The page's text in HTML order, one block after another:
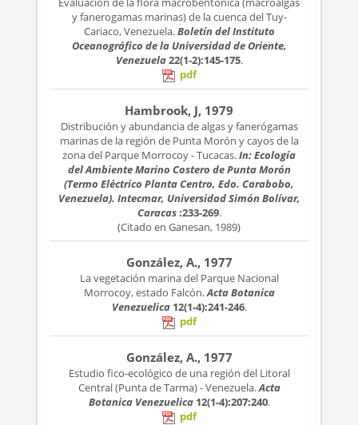
y fanerogamas marinas) de la cuenca del Tuy-
Cariaco, Venezuela.Boletín del Instituto
Oceanográfico de la Universidad de Oriente,
Venezuela22(1-2):145-175.
pdf
Hambrook, J, 1979
Distribución y abundancia de algas y fanerógamas
marinas de la región de Punta Morón y cayos de la
zona del Parque Morrocoy - Tucacas.In: Ecología
del Ambiente Marino Costero de Punta Morón
(Termo Eléctrico Planta Centro, Edo. Carabobo,
Venezuela). Intecmar, Universidad Simón Bolívar,
Caracas:233-269.
(Citado en Ganesan, 1989)
González, A., 1977
La vegetación marina del Parque Nacional
Morrocoy, estado Falcón.Acta Botanica
Venezuelica 12(1-4):241-246.
pdf
González, A., 1977
Estudio fico-ecológico de una región del Litoral
Central (Punta de Tarma) - Venezuela.Acta
Botanica Venezuelica 12(1-4):207:240.
pdf